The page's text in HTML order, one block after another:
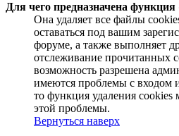
Для чего предназначена функция
Она удаляет все файлы
оставаться под вашим
форуме, а также выполняет
отслеживание прочитанных
возможность разрешена
имеются проблемы с входом
то функция удаления
этой проблемы.
Вернуться наверх